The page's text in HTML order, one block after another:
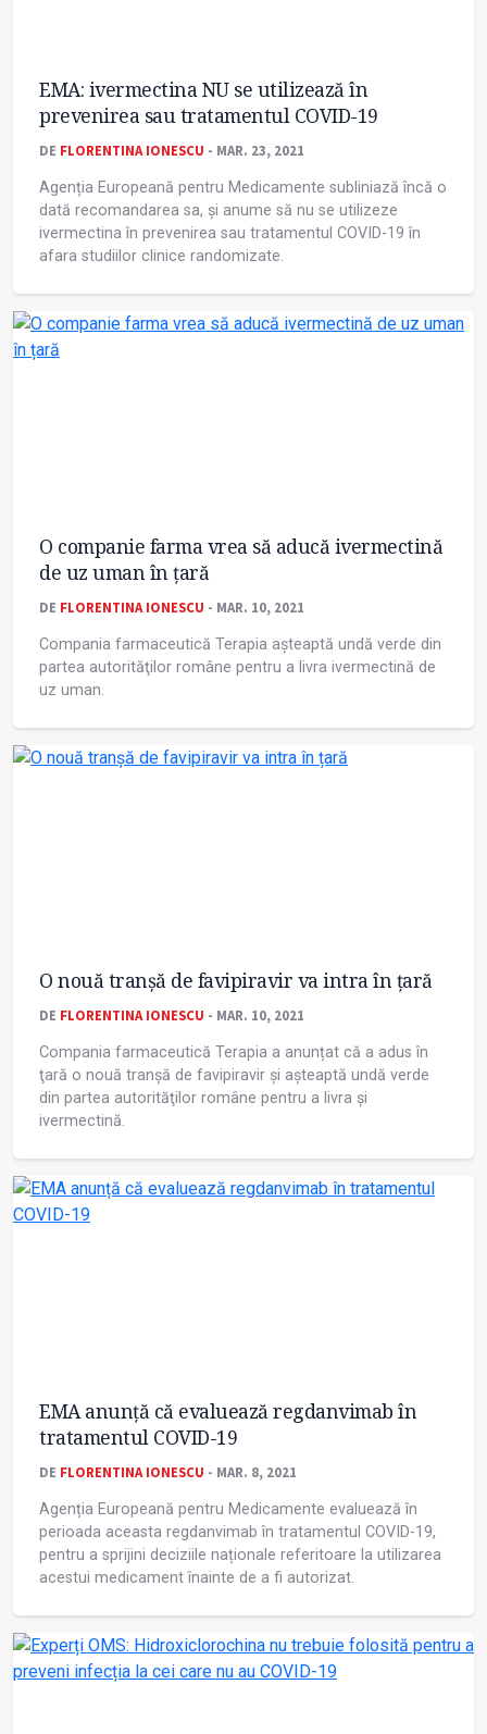
EMA: ivermectina NU se utilizează în
prevenirea sau tratamentul COVID-19
DE FLORENTINA IONESCU - MAR. 23, 2021
Agenția Europeană pentru Medicamente subliniază încă o
dată recomandarea sa, și anume să nu se utilizeze
ivermectina în prevenirea sau tratamentul COVID-19 în
afara studiilor clinice randomizate.
O companie farma vrea să aducă ivermectină
de uz uman în țară
DE FLORENTINA IONESCU - MAR. 10, 2021
Compania farmaceutică Terapia aşteaptă undă verde din
partea autorităţilor române pentru a livra ivermectină de
uz uman.
O nouă tranșă de favipiravir va intra în țară
DE FLORENTINA IONESCU - MAR. 10, 2021
Compania farmaceutică Terapia a anunțat că a adus în
ţară o nouă tranşă de favipiravir şi aşteaptă undă verde
din partea autorităţilor române pentru a livra şi
ivermectină.
EMA anunță că evaluează regdanvimab în
tratamentul COVID-19
DE FLORENTINA IONESCU - MAR. 8, 2021
Agenția Europeană pentru Medicamente evaluează în
perioada aceasta regdanvimab în tratamentul COVID-19,
pentru a sprijini deciziile naționale referitoare la utilizarea
acestui medicament înainte de a fi autorizat.